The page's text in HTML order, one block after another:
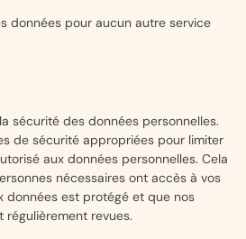
données pour aucun autre service
sécurité des données personnelles.
de sécurité appropriées pour limiter
aux données personnelles. Cela
nécessaires ont accès à vos
données est protégé et que nos
régulièrement revues.